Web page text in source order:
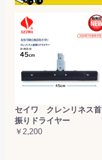
セイワ クレンリネス首
振りドライヤー
￥2,200